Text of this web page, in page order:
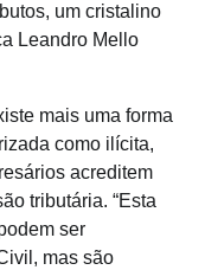
um cristalino
Leandro Mello
mais uma forma
como ilícita,
acreditem
tributária. “Esta
ser
mas são